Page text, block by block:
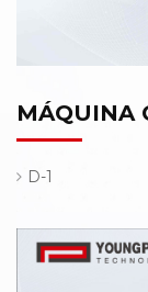
MÁQUINA
D-1